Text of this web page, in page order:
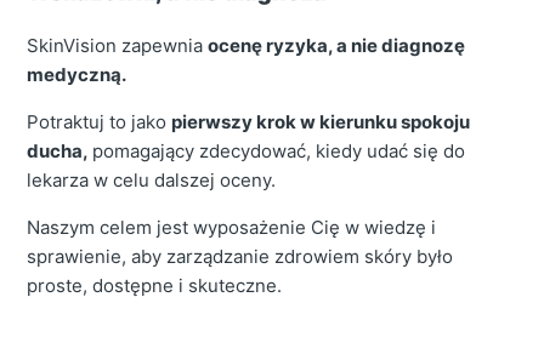
SkinVision zapewniaocenę ryzyka, a nie diagnozę
medyczną.
Potraktuj to jako pierwszy krok w kierunku spokoju
ducha, pomagający zdecydować, kiedy udać się do
lekarza w celu dalszej oceny.
Naszym celem jest wyposażenie Cię w wiedzę i
sprawienie, aby zarządzanie zdrowiem skóry było
proste, dostępne i skuteczne.